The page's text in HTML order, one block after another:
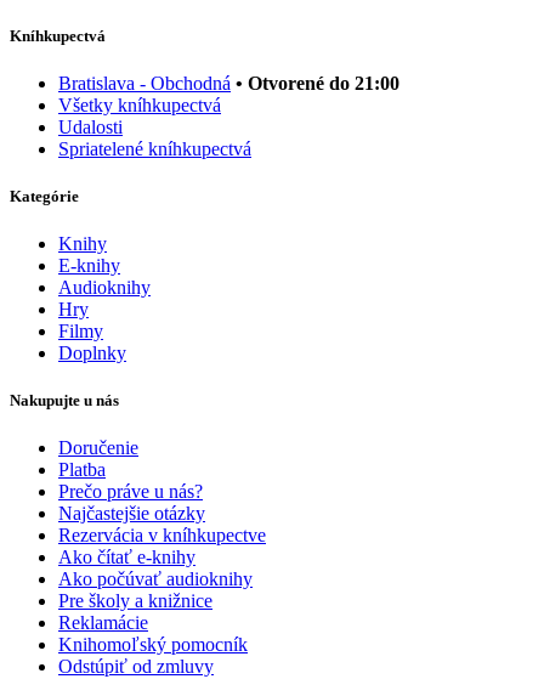
Kníhkupectvá
Bratislava - Obchodná • Otvorené do 21:00
Všetky kníhkupectvá
Udalosti
Spriatelené kníhkupectvá
Kategórie
Knihy
E-knihy
Audioknihy
Hry
Filmy
Doplnky
Nakupujte u nás
Doručenie
Platba
Prečo práve u nás?
Najčastejšie otázky
Rezervácia v kníhkupectve
Ako čítať e-knihy
Ako počúvať audioknihy
Pre školy a knižnice
Reklamácie
Knihomoľský pomocník
Odstúpiť od zmluvy